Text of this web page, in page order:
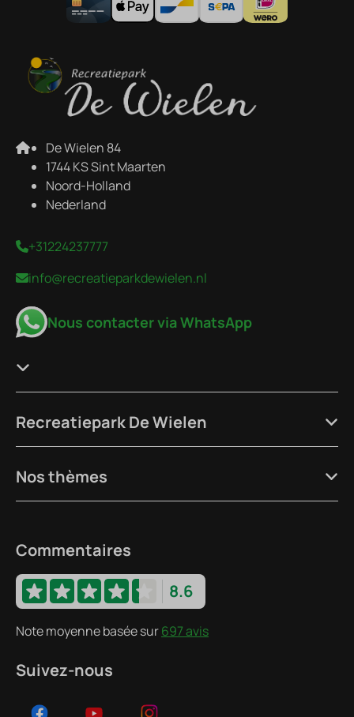
De Wielen 84
1744 KS Sint Maarten
Noord-Holland
Nederland
+31224237777
info@recreatieparkdewielen.nl
Nous contacter via WhatsApp
Recreatiepark De Wielen
Nos thèmes
Commentaires
8.6
Note moyenne basée sur697 avis
Suivez-nous